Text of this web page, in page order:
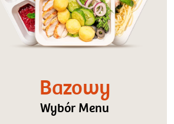
Bazowy
Wybór Menu